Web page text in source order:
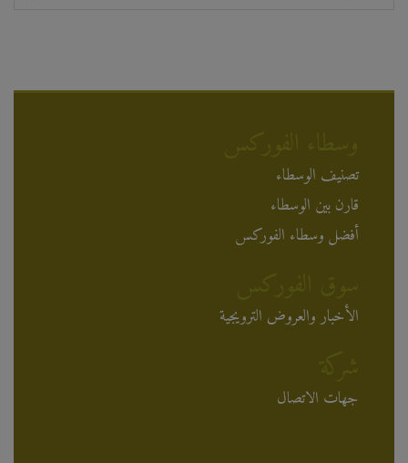
تصنيف الوسطاء
قارن بين الوسطاء
أفضل وسطاء الفوركس
الأخبار والعروض الترويجية
جهات الاتصال